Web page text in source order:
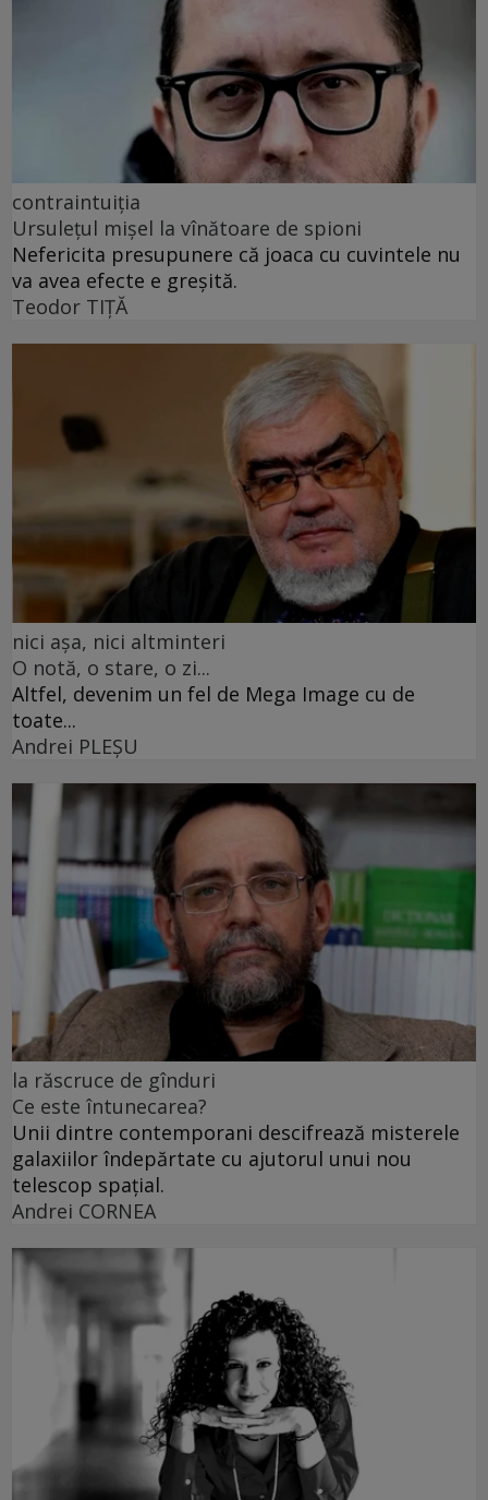
contraintuiția
Ursulețul mișel la vînătoare de spioni
Nefericita presupunere că joaca cu cuvintele nu
va avea efecte e greșită.
Teodor TIŢĂ
nici așa, nici altminteri
O notă, o stare, o zi...
Altfel, devenim un fel de Mega Image cu de
toate...
Andrei PLEŞU
la răscruce de gînduri
Ce este întunecarea?
Unii dintre contemporani descifrează misterele
galaxiilor îndepărtate cu ajutorul unui nou
telescop spațial.
Andrei CORNEA